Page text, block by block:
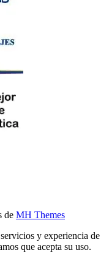
de MH Themes
y experiencia de
que acepta su uso.